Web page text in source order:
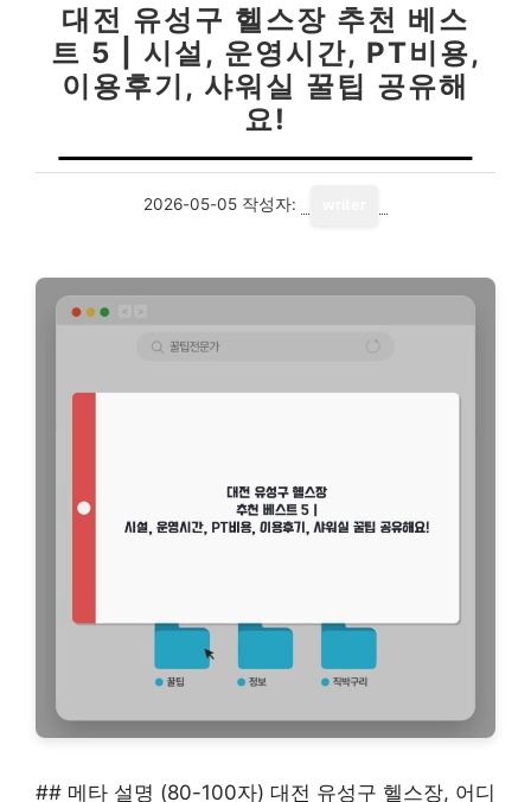
대전 유성구 헬스장 추천 베스
트 5 | 시설, 운영시간, PT비용,
이용후기, 샤워실 꿀팁 공유해
요!
2026-05-05 작성자:
## 메타 설명 (80-100자) 대전 유성구 헬스장, 어디